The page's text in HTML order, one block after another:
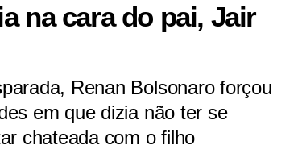
na cara do pai, Jair
Renan Bolsonaro forçou
em que dizia não ter se
chateada com o filho